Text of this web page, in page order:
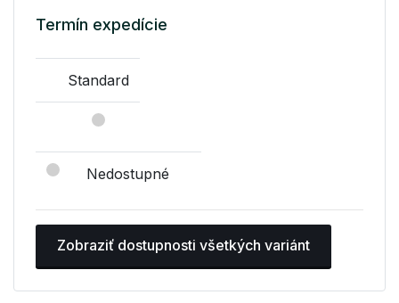
Termín expedície
Standard
Nedostupné
Zobraziť dostupnosti všetkých variánt